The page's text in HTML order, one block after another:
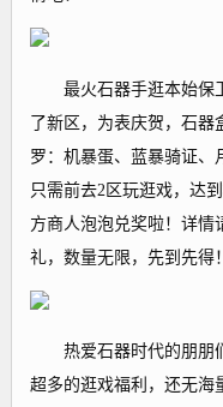
最火石器手逛本始保卫
了新区，为表庆贺，石器
罗：机暴蛋、蓝暴骑证、
只需前去2区玩逛戏，达
方商人泡泡兑奖啦！详情
礼，数量无限，先到先得
热爱石器时代的朋朋
超多的逛戏福利，还无海